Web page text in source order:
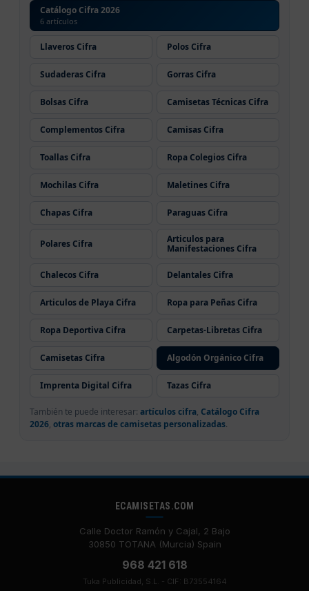
Catálogo Cifra 2026
6 artículos
Llaveros Cifra Polos Cifra
Sudaderas Cifra Gorras Cifra
Bolsas Cifra Camisetas Técnicas Cifra
Complementos Cifra Camisas Cifra
Toallas Cifra Ropa Colegios Cifra
Mochilas Cifra Maletines Cifra
Chapas Cifra Paraguas Cifra
Polares Cifra
Articulos para
Manifestaciones Cifra
Chalecos Cifra Delantales Cifra
Articulos de Playa Cifra Ropa para Peñas Cifra
Ropa Deportiva Cifra Carpetas-Libretas Cifra
Camisetas Cifra Algodón Orgánico Cifra
Imprenta Digital Cifra Tazas Cifra
También te puede interesar: artículos cifra, Catálogo Cifra
2026, otras marcas de camisetas personalizadas.
ECAMISETAS.COM
Calle Doctor Ramón y Cajal, 2 Bajo
30850 TOTANA (Murcia) Spain
968 421 618
Tuka Publicidad, S.L. - CIF: B73554164